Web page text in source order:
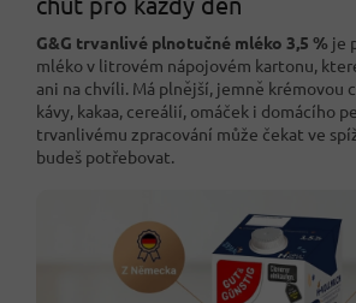
G&G trvanlivé plnotučné mléko 3,5 % je
mléko v litrovém nápojovém kartonu,
ani na chvíli. Má plnější, jemně krémovou
kávy, kakaa, cereálií, omáček i domácího
trvanlivému zpracování může čekat ve
budeš potřebovat.